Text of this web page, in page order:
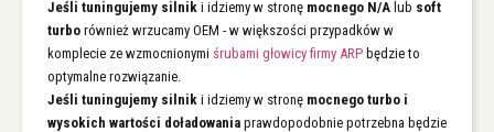
Jeśli tuningujemy silnik i idziemy w stronę mocnego N/A lub soft
turbo również wrzucamy OEM - w większości przypadków w
komplecie ze wzmocnionymi śrubami głowicy firmy ARP będzie to
optymalne rozwiązanie.
Jeśli tuningujemy silnik i idziemy w stronę mocnego turbo i
wysokich wartości doładowania prawdopodobnie potrzebna będzie